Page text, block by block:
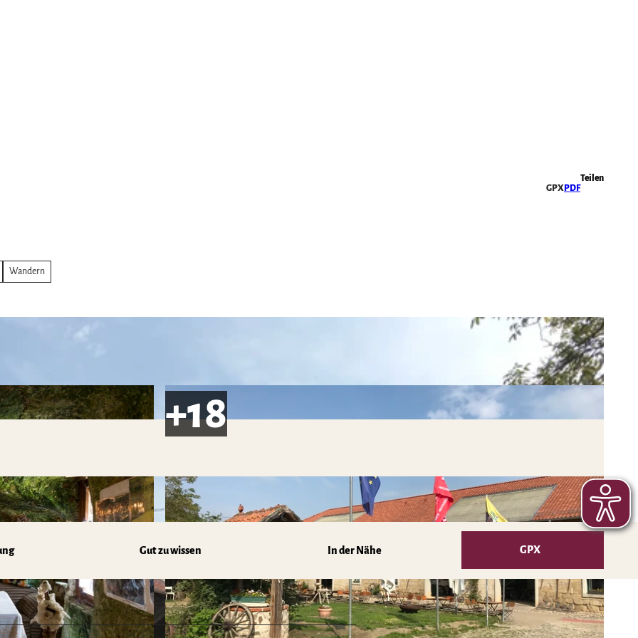
GPX PDF
Teilen
Wandern
Gut zu wissen In der Nähe GPX